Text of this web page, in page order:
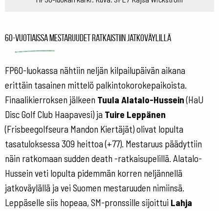
60-vuotiaissa mestaruudet ratkaistiin jatkoväylillä
FP60-luokassa nähtiin neljän kilpailupäivän aikana
erittäin tasainen mittelö palkintokorokepaikoista.
Finaalikierroksen jälkeen Tuula Alatalo-Hussein(HaU
Disc Golf Club Haapavesi) ja Tuire Leppänen
(Frisbeegolfseura Mandon Kiertäjät) olivat lopulta
tasatuloksessa 309 heittoa (+77). Mestaruus päädyttiin
näin ratkomaan sudden death -ratkaisupelillä. Alatalo-
Hussein veti lopulta pidemmän korren neljännellä
jatkoväylällä ja vei Suomen mestaruuden nimiinsä.
Leppäselle siis hopeaa, SM-pronssille sijoittui Lahja